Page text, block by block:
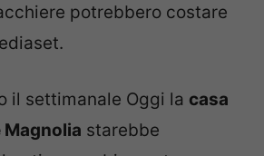
potrebbero costare
il settimanale Oggi la casa
starebbe